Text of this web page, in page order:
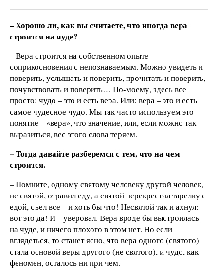
– Хорошо ли, как вы считаете, что иногда вера
строится на чуде?
– Вера строится на собственном опыте
соприкосновения с непознаваемым. Можно увидеть и
поверить, услышать и поверить, прочитать и поверить,
почувствовать и поверить… По-моему, здесь все
просто: чудо – это и есть вера. Или: вера – это и есть
самое чудесное чудо. Мы так часто используем это
понятие – «вера», что значение, или, если можно так
выразиться, вес этого слова теряем.
– Тогда давайте разберемся с тем, что на чем
строится.
– Помните, одному святому человеку другой человек,
не святой, отравил еду, а святой перекрестил тарелку с
едой, съел все – и хоть бы что! Несвятой так и ахнул:
вот это да! И – уверовал. Вера вроде бы выстроилась
на чуде, и ничего плохого в этом нет. Но если
вглядеться, то станет ясно, что вера одного (святого)
стала основой веры другого (не святого), и чудо, как
феномен, осталось ни при чем.